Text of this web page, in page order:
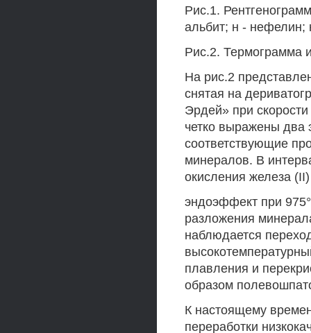
Рис.1.
альбит; н - нефелин;
Рис.2. Термограмма
На рис.2
снятая на
Эрдей» при
четко выражены два
соответствующие
минералов. В
окисления железа
эндоэффект при
разложения
наблюдается
плавления и
образом
К настоящему
переработки